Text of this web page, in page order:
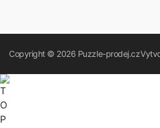
Copyright © 2026 Puzzle-prodej.cz